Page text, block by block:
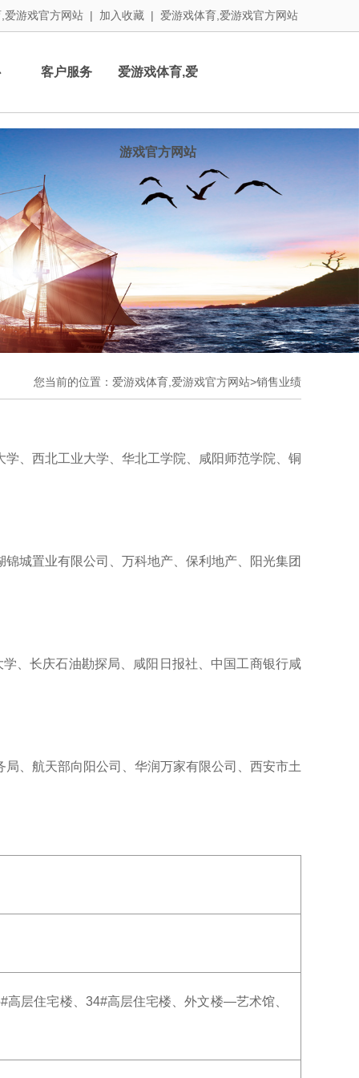
爱游戏官方网站 | 加入收藏 | 爱游戏体育,爱游戏官方网站
客户服务 爱游戏体育,爱
游戏官方网站
您当前的位置： 爱游戏体育,爱游戏官方网站>销售业绩
、西北工业大学、华北工学院、咸阳师范学院、铜
城置业有限公司、万科地产、保利地产、阳光集团
、长庆石油勘探局、咸阳日报社、中国工商银行咸
、航天部向阳公司、华润万家有限公司、西安市土
层住宅楼、34#高层住宅楼、外文楼—艺术馆、